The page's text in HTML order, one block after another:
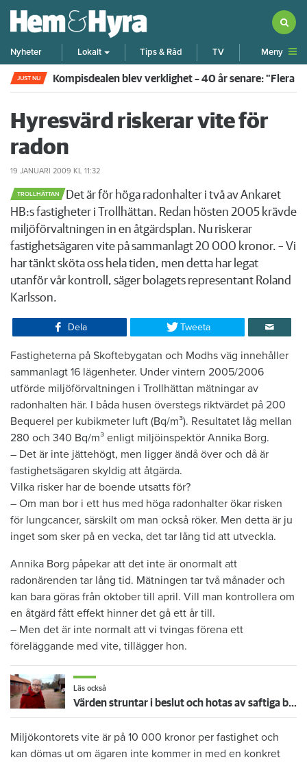
Nyheter Lokalt Tips & Råd TV Meny
JUST NU Kompisdealen blev verklighet – 40 år senare: "Flera
Hyresvärd riskerar vite för
radon
19 JANUARI 2009 KL 11:32
TROLLHÄTTAN
​Det är för höga radonhalter i två av Ankaret
HB:s fastigheter i Trollhättan. Redan hösten 2005 krävde
miljöförvaltningen in en åtgärdsplan. Nu riskerar
fastighetsägaren vite på sammanlagt 20 000 kronor. – Vi
har tänkt sköta oss hela tiden, men detta har legat
utanför vår kontroll, säger bolagets representant Roland
Karlsson.
Dela Tweeta
​Fastigheterna på Skoftebygatan och Modhs väg innehåller
sammanlagt 16 lägenheter. Under vintern 2005/2006
utförde miljöförvaltningen i Trollhättan mätningar av
radonhalten här. I båda husen överstegs riktvärdet på 200
Bequerel per kubikmeter luft (Bq/m³). Resultatet låg mellan
280 och 340 Bq/m³ enligt miljöinspektör Annika Borg.
– Det är inte jättehögt, men ligger ändå över och då är
fastighetsägaren skyldig att åtgärda.
Vilka risker har de boende utsatts för?
– Om man bor i ett hus med höga radonhalter ökar risken
för lungcancer, särskilt om man också röker. Men detta är ju
inget som sker på en vecka, det tar lång tid att utveckla.
Annika Borg påpekar att det inte är onormalt att
radonärenden tar lång tid. Mätningen tar två månader och
kan bara göras från oktober till april. Vill man kontrollera om
en åtgärd fått effekt hinner det gå ett år till.
– Men det är inte normalt att vi tvingas förena ett
föreläggande med vite, tillägger hon.
Läs också
Värden struntar i beslut och hotas av saftiga böter – men Inga-Lill slipper i alla fall mössen: ”Hälsa och tacka”
Miljökontorets vite är på 10 000 kronor per fastighet och
kan dömas ut om ägaren inte kommer in med en konkret